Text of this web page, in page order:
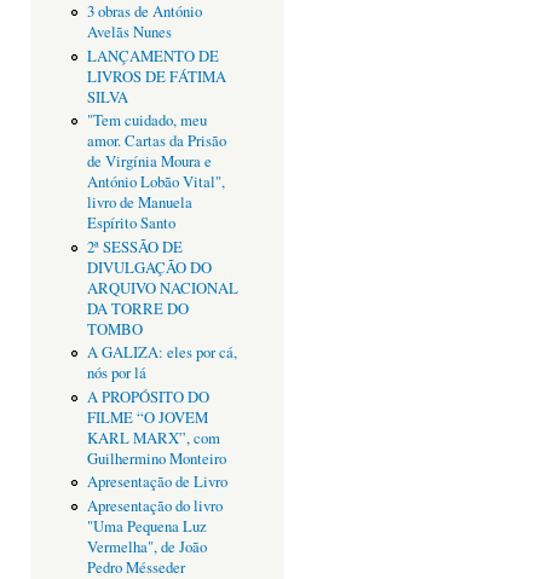
3 obras de António
Avelãs Nunes
LANÇAMENTO DE
LIVROS DE FÁTIMA
SILVA
"Tem cuidado, meu
amor. Cartas da Prisão
de Virgínia Moura e
António Lobão Vital",
livro de Manuela
Espírito Santo
2ª SESSÃO DE
DIVULGAÇÃO DO
ARQUIVO NACIONAL
DA TORRE DO
TOMBO
A GALIZA: eles por cá,
nós por lá
A PROPÓSITO DO
FILME “O JOVEM
KARL MARX”, com
Guilhermino Monteiro
Apresentação de Livro
Apresentação do livro
"Uma Pequena Luz
Vermelha", de João
Pedro Mésseder